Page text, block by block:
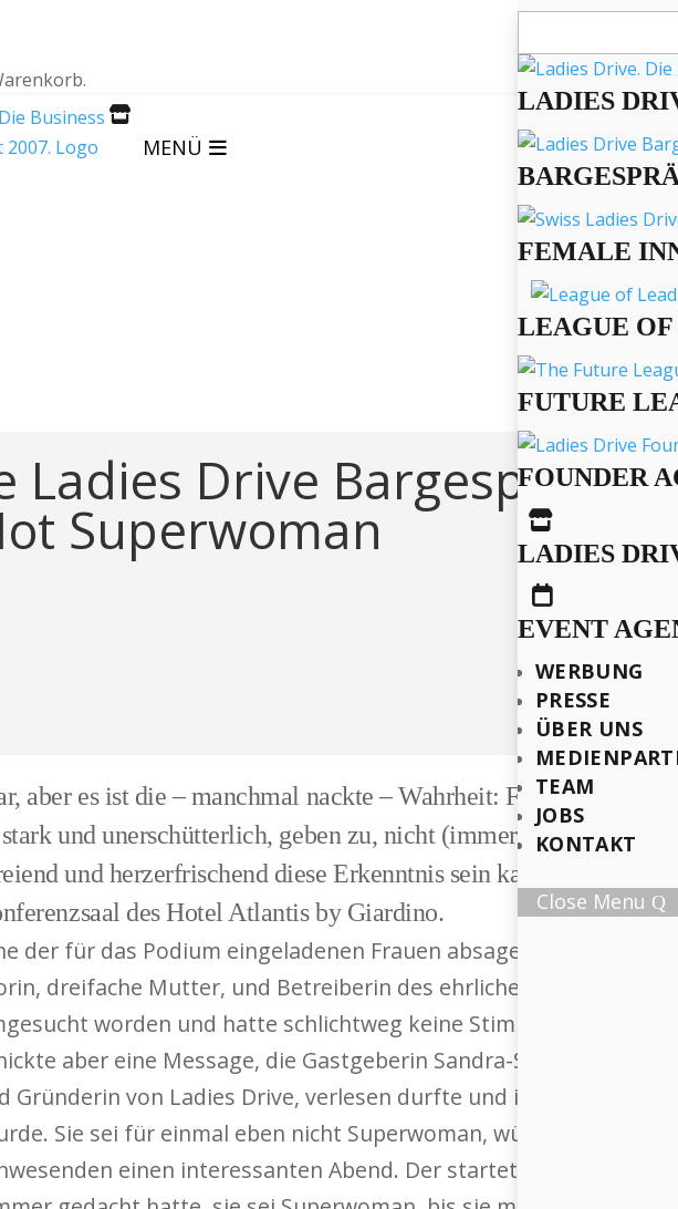

MENÜ
nach:
LADIES
FEMALE
LEAGUE
FUTURE
FOUNDER

LADIES

EVENT
WERBUNG
PRESSE
ÜBER UNS
TEAM
JOBS
KONTAKT
Close Menu
Ladies Drive Bargespräche
Superwoman
aber es ist die – manchmal nackte – Wahrheit: Frauen, von
und unerschütterlich, geben zu, nicht (immer) Superwoman
und herzerfrischend diese Erkenntnis sein kann, erlebten
des Hotel Atlantis by Giardino.
der für das Podium eingeladenen Frauen absagen: Anna Maier.
dreifache Mutter, und Betreiberin des ehrlichen Blogs
worden und hatte schlichtweg keine Stimme mehr.
aber eine Message, die Gastgeberin Sandra-Stella Triebl,
Gründerin von Ladies Drive, verlesen durfte und in der Anna
Sie sei für einmal eben nicht Superwoman, würde sich um
einen interessanten Abend. Der startete dann mit